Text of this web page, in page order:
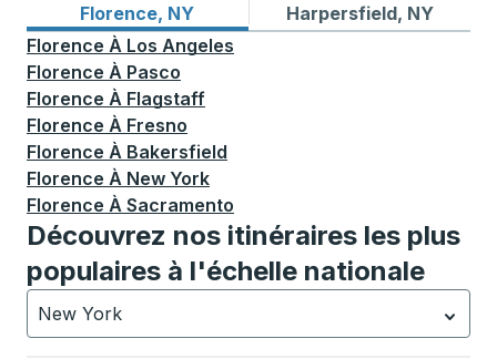
Florence, NY
Itinéraires de bus depuis Florence, NY
Harpersfield, NY
Itinéraires de bus vers
Florence À Los Angeles
Florence À Pasco
Florence À Flagstaff
Florence À Fresno
Florence À Bakersfield
Florence À New York
Florence À Sacramento
Découvrez nos itinéraires les plus
populaires à l'échelle nationale
New York
Actuellement sélectionné: New York.La sélection est